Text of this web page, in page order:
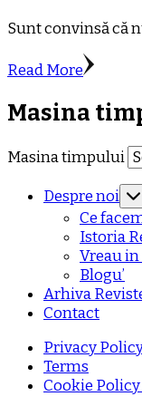
Sunt convinsă că
Read More
Masina
Masina timpului
Despre noi
Ce
Istoria
Vreau
Blogu’
Arhiva
Contact
Privacy
Terms
Cookie Policy